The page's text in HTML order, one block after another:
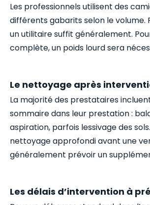
Les professionnels utilisent des
différents gabarits selon le volume.
un utilitaire suffit généralement.
complète, un poids lourd sera
Le nettoyage après
La majorité des prestataires
sommaire dans leur prestation :
aspiration, parfois lessivage des
nettoyage approfondi avant une
généralement prévoir un
Les délais d’intervention à